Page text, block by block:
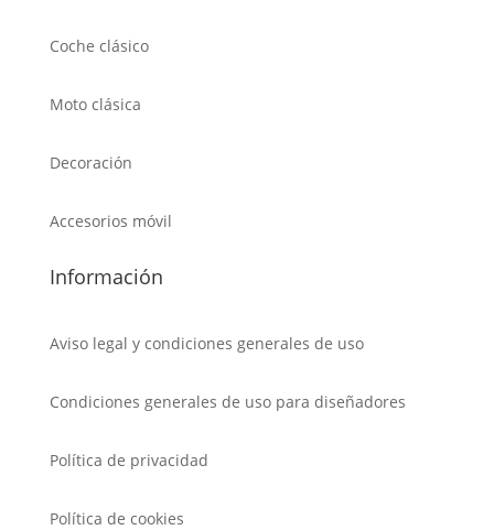
Coche clásico
Moto clásica
Decoración
Accesorios móvil
Información
Aviso legal y condiciones generales de uso
Condiciones generales de uso para diseñadores
Política de privacidad
Política de cookies